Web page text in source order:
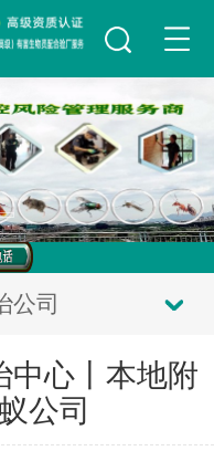
公司
中心丨本地附
公司